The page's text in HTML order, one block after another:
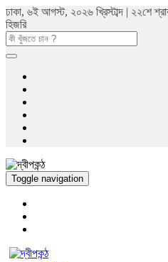
ঢাকা, ৬ই আগস্ট, ২০২৬ খ্রিস্টাব্দ | ২২শে
হিজরি
Toggle navigation